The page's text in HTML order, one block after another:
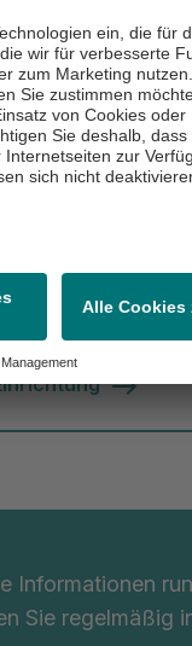
Bosch-Str. 28
Langen
03) 3131-1105
Informationen
Sie regelmäßig